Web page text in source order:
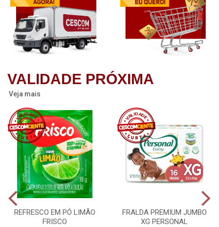
VALIDADE PRÓXIMA
Veja mais
REFRESCO EM PÓ LIMÃO
FRISCO
FRALDA PREMIUM JUMBO
XG PERSONAL